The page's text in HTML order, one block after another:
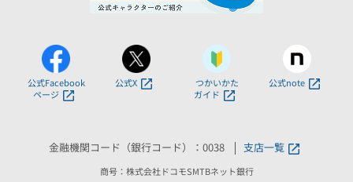
公式Facebook
ページ
公式X
つかいかた
ガイド
公式note
金融機関コード（銀行コード）：0038 支店一覧
商号：株式会社ドコモSMTBネット銀行